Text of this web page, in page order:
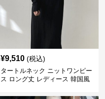
¥9,510 (税込)
タートルネック ニットワンピー
ス ロング丈 レディース 韓国風